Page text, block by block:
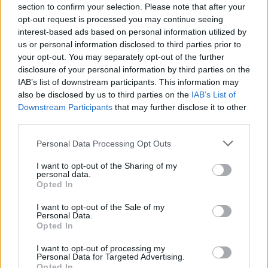
section to confirm your selection. Please note that after your
opt-out request is processed you may continue seeing
interest-based ads based on personal information utilized by
us or personal information disclosed to third parties prior to
your opt-out. You may separately opt-out of the further
disclosure of your personal information by third parties on the
IAB’s list of downstream participants. This information may
also be disclosed by us to third parties on the IAB’s List of
Downstream Participants that may further disclose it to other
Personal Data Processing Opt Outs
I want to opt-out of the Sharing of my
personal data.
Opted In
I want to opt-out of the Sale of my
Personal Data.
Opted In
I want to opt-out of processing my
Personal Data for Targeted Advertising.
zkoušky primárního a sekundárního obvodu za studena.
Policie zásadně popírá existenci provokatérů
28.9.2000 19:53 | PRAHA (EkoList)
Zástupci Občanských právních hlídek (OPH) včera v noci na tiskové
konferenci poskytly novinářům informace o údajné činnosti lidí,
kteří během úterních násilných demonstrací vypadali a chovali se
jako demonstranté a zároveň velmi snadno procházeli policejními
kordóny. Zároveň oznámili, že své záznamy a svědectví očitých
úvahy o provokatérech ve svých řadách.
Na Perštýně byla vznesena vážná obvinění proti policii
28.9.2000 18:20 | PRAHA (EkoList)
demonstrantů, kteří požadovali propuštění svých
"spolubojovníků" z českých věznic. Akci, kterou svolalo Občanské
sdružení Obrana životního prostředí, přišli podpořit hlavně
ministerstvem vnitra.